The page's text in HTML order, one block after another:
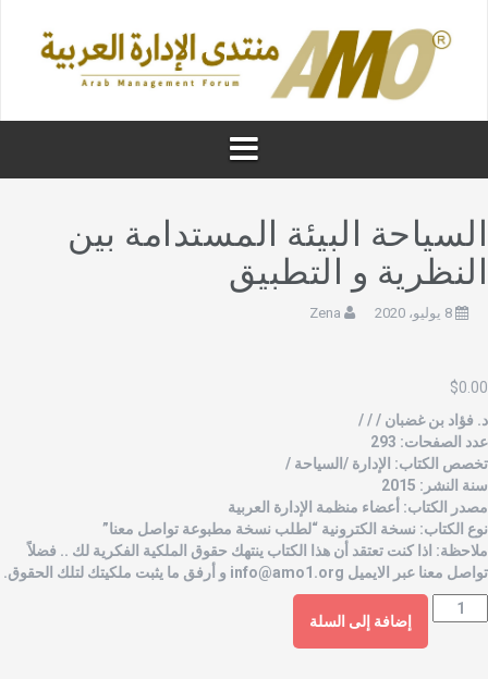
البيئة المستدامة بين
و التطبيق
8 يوليو، 2020 Zena
$
فؤاد بن غضبان / / /
الصفحات: 293
الكتاب: الإدارة /السياحة /
النشر: 2015
الكتاب: أعضاء منظمة الإدارة العربية
الكتاب: نسخة الكترونية “لطلب نسخة مطبوعة تواصل معنا”
اذا كنت تعتقد أن هذا الكتاب ينتهك حقوق الملكية الفكرية لك .. فضلاً
معنا عبر الايميلinfo@amo1.orgو أرفق ما يثبت ملكيتك لتلك الحقوق.
إضافة إلى السلة